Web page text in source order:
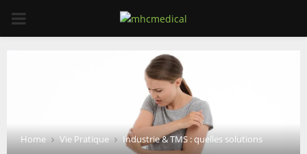
PRIMARY
Home Vie Pratique Industrie & TMS : quelles solutions